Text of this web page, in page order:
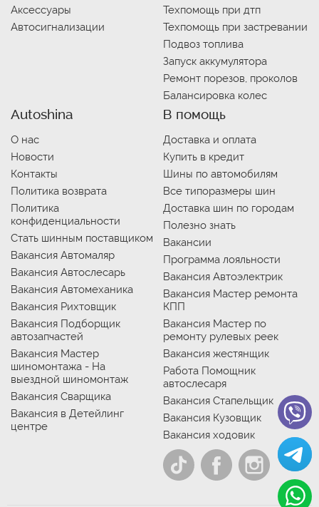
Аксессуары
Автосигнализации
Техпомощь при дтп
Техпомощь при застревании
Подвоз топлива
Запуск аккумулятора
Ремонт порезов, проколов
Балансировка колес
Autoshina
О нас
Новости
Контакты
Политика возврата
Политика
конфиденциальности
Стать шинным поставщиком
Вакансия Автомаляр
Вакансия Автослесарь
Вакансия Автомеханика
Вакансия Рихтовщик
Вакансия Подборщик
автозапчастей
Вакансия Мастер
шиномонтажа - На
выездной шиномонтаж
Вакансия Сварщика
Вакансия в Детейлинг
центре
В помощь
Доставка и оплата
Купить в кредит
Шины по автомобилям
Все типоразмеры шин
Доставка шин по городам
Полезно знать
Вакансии
Программа лояльности
Вакансия Автоэлектрик
Вакансия Мастер ремонта
КПП
Вакансия Мастер по
ремонту рулевых реек
Вакансия жестянщик
Работа Помощник
автослесаря
Вакансия Стапельщик
Вакансия Кузовщик
Вакансия ходовик